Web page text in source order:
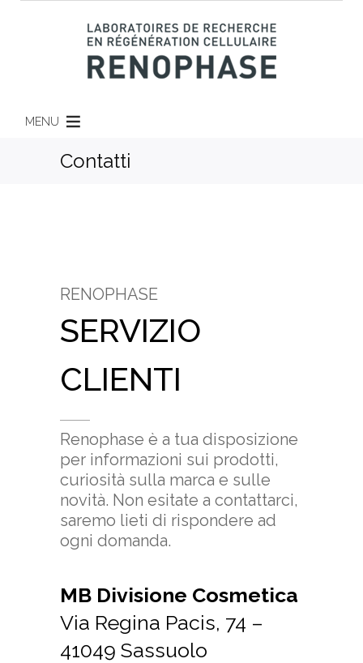
MENU
Contatti
RENOPHASE
SERVIZIO
CLIENTI
Renophase è a tua disposizione
per informazioni sui prodotti,
curiosità sulla marca e sulle
novità. Non esitate a contattarci,
saremo lieti di rispondere ad
ogni domanda.
MB Divisione Cosmetica
Via Regina Pacis, 74 –
41049 Sassuolo